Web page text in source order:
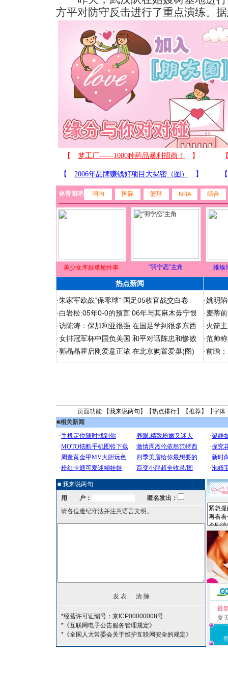
方平对防守反击进行了重点演练。
体育图吧 国内 国际 篮球 NBA 综合
美少女库娃尴尬性事 “羽宁恋”主角 维埃
热点新闻
·朱家军欧战“保零球” 国足05收官战交白卷
·白岩松:05年0-0的预言 06年与其麻木毋宁恨
·访陈涛：保加利亚很强 在国足学到很多东西
·女排冠军杯中国负美国 和平对话陈忠和惨败
·郭晶晶霍启刚爱意正浓 在北京购置爱巢(图)
·姚明
·麦蒂
·火箭
·范帅
·前瞻
页面功能 【我来说两句 】【热点排行】【推荐】【字体
■相关新闻
■ 我来说两句
用 户：
匿名发出：
请各位遵纪守法并注意语言文明。
*经营许可证编号：京ICP00000008号
*《互联网电子公告服务管理规定》
*《全国人大常委会关于维护互联网安全的规定》
最
夏